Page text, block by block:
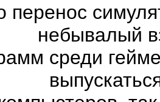
перенос
небывалый
среди